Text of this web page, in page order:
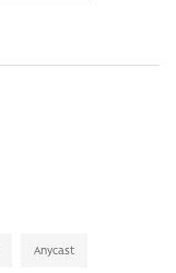
Anycast